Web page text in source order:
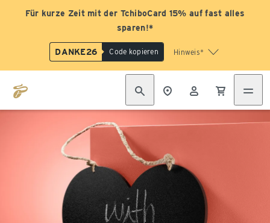
Für kurze Zeit mit der TchiboCard 15% auf fast alles
sparen!*
DANKE26 Code kopieren Hinweis*